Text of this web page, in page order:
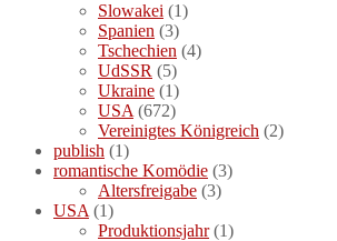
Slowakei (1)
Spanien (3)
Tschechien (4)
UdSSR (5)
Ukraine (1)
USA (672)
Vereinigtes Königreich (2)
publish (1)
romantische Komödie (3)
Altersfreigabe (3)
USA (1)
Produktionsjahr(1)